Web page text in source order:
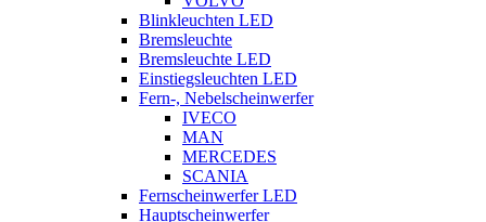
Blinkleuchten LED
Bremsleuchte
Bremsleuchte LED
Einstiegsleuchten LED
Fern-, Nebelscheinwerfer
IVECO
MAN
MERCEDES
SCANIA
Fernscheinwerfer LED
Hauptscheinwerfer